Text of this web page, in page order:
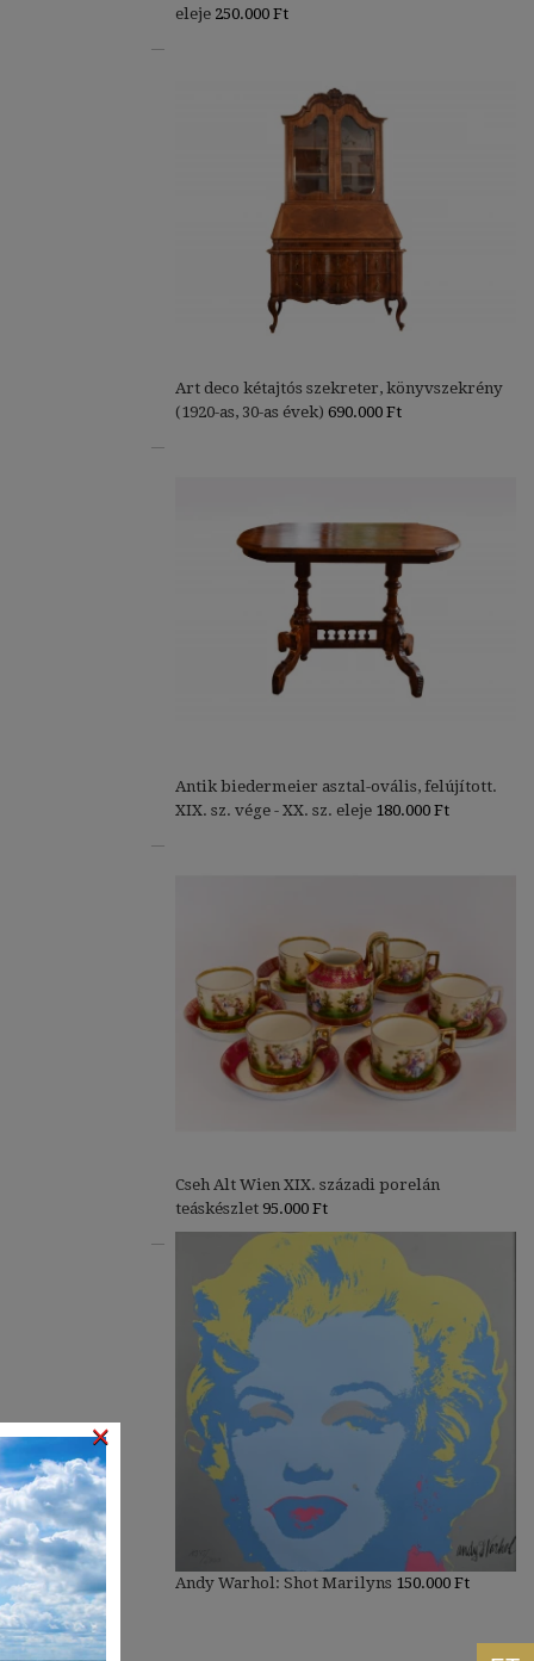
eleje 250.000Ft
Art deco kétajtós szekreter, könyvszekrény
(1920-as, 30-as évek) 690.000Ft
Antik biedermeier asztal-ovális, felújított.
XIX. sz. vége - XX. sz. eleje 180.000Ft
Cseh Alt Wien XIX. századi porelán
teáskészlet 95.000Ft
Andy Warhol: Shot Marilyns 150.000Ft
×